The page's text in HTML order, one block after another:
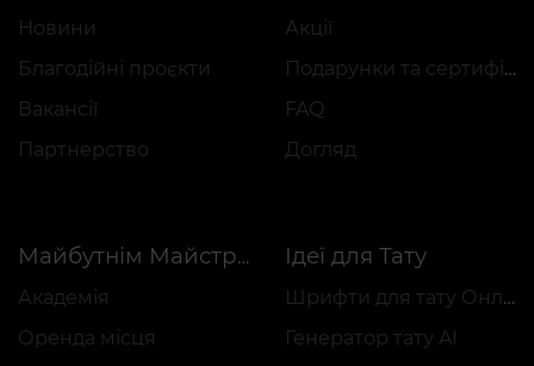
Новини
Благодійні проєкти
Вакансії
Партнерство
Акції
Подарунки та сертифікати
FAQ
Догляд
Майбутнім Майстрам
Академія
Оренда місця
Ідеї для Тату
Шрифти для тату Онлайн
Генератор тату AI